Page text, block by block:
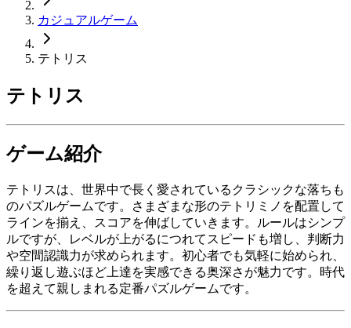
カジュアルゲーム
テトリス
テトリス
ゲーム紹介
テトリスは、世界中で長く愛されているクラシックな落ちも
のパズルゲームです。さまざまな形のテトリミノを配置して
ラインを揃え、スコアを伸ばしていきます。ルールはシンプ
ルですが、レベルが上がるにつれてスピードも増し、判断力
や空間認識力が求められます。初心者でも気軽に始められ、
繰り返し遊ぶほど上達を実感できる奥深さが魅力です。時代
を超えて親しまれる定番パズルゲームです。